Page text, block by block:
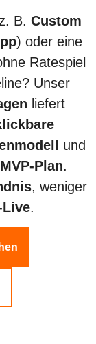
B. Custom
) oder eine
Ratespiel
Unser
liefert
und
Plan.
, weniger
Live.